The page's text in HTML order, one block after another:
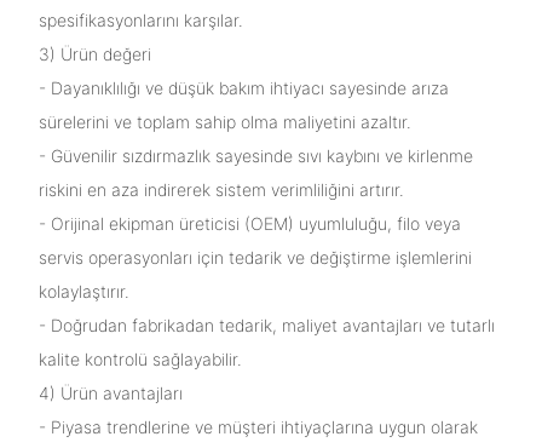
spesifikasyonlarını karşılar.
3) Ürün değeri
- Dayanıklılığı ve düşük bakım ihtiyacı sayesinde arıza
sürelerini ve toplam sahip olma maliyetini azaltır.
- Güvenilir sızdırmazlık sayesinde sıvı kaybını ve kirlenme
riskini en aza indirerek sistem verimliliğini artırır.
- Orijinal ekipman üreticisi (OEM) uyumluluğu, filo veya
servis operasyonları için tedarik ve değiştirme işlemlerini
kolaylaştırır.
- Doğrudan fabrikadan tedarik, maliyet avantajları ve tutarlı
kalite kontrolü sağlayabilir.
4) Ürün avantajları
- Piyasa trendlerine ve müşteri ihtiyaçlarına uygun olarak